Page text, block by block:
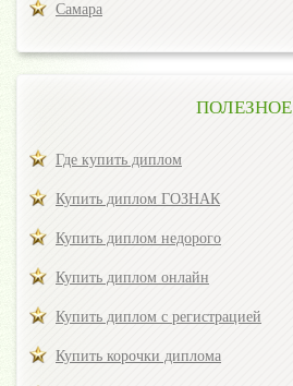
Самара
ПОЛЕЗНОЕ
Где купить диплом
Купить диплом ГОЗНАК
Купить диплом недорого
Купить диплом онлайн
Купить диплом с регистрацией
Купить корочки диплома